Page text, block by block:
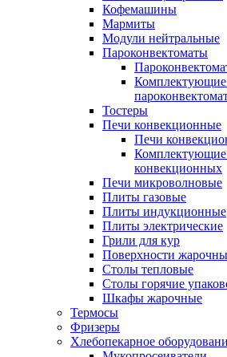
Кофемашины
Мармиты
Модули нейтральные
Пароконвектоматы
Комплектующие
Тостеры
Печи конвекционные
Печи
Комплектующие
конвекционных
Печи микроволновые
Плиты газовые
Плиты индукционные
Плиты электрические
Грили для кур
Поверхности
Столы тепловые
Столы горячие
Шкафы жарочные
Термосы
Фризеры
Хлебопекарное